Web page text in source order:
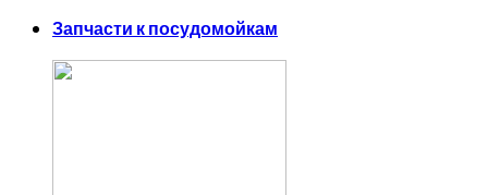
Запчасти к посудомойкам